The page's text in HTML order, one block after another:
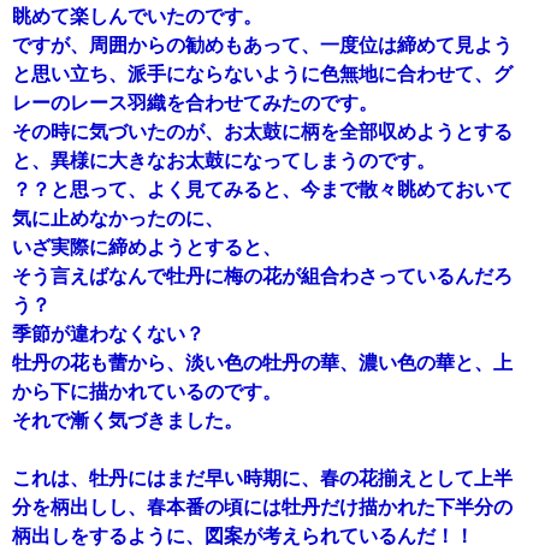
眺めて楽しんでいたのです。
ですが、周囲からの勧めもあって、一度位は締めて見よう
と思い立ち、派手にならないように色無地に合わせて、グ
レーのレース羽織を合わせてみたのです。
その時に気づいたのが、お太鼓に柄を全部収めようとする
と、異様に大きなお太鼓になってしまうのです。
？？と思って、よく見てみると、今まで散々眺めておいて
気に止めなかったのに、
いざ実際に締めようとすると、
そう言えばなんで牡丹に梅の花が組合わさっているんだろ
う？
季節が違わなくない？
牡丹の花も蕾から、淡い色の牡丹の華、濃い色の華と、上
から下に描かれているのです。
それで漸く気づきました。
これは、牡丹にはまだ早い時期に、春の花揃えとして上半
分を柄出しし、春本番の頃には牡丹だけ描かれた下半分の
柄出しをするように、図案が考えられているんだ！！